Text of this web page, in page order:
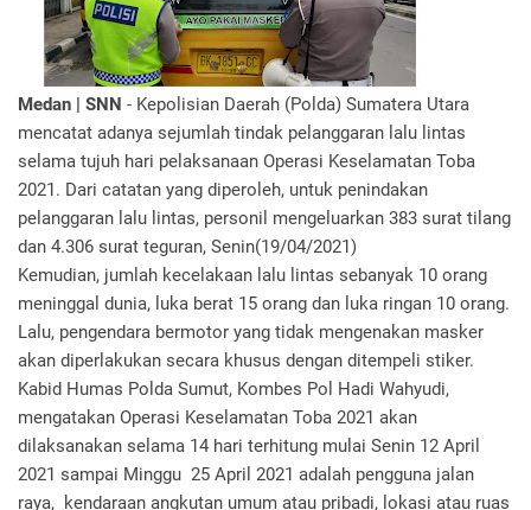
Medan | SNN - Kepolisian Daerah (Polda) Sumatera Utara
mencatat adanya sejumlah tindak pelanggaran lalu lintas
selama tujuh hari pelaksanaan Operasi Keselamatan Toba
2021. Dari catatan yang diperoleh, untuk penindakan
pelanggaran lalu lintas, personil mengeluarkan 383 surat tilang
dan 4.306 surat teguran, Senin(19/04/2021)
Kemudian, jumlah kecelakaan lalu lintas sebanyak 10 orang
meninggal dunia, luka berat 15 orang dan luka ringan 10 orang.
Lalu, pengendara bermotor yang tidak mengenakan masker
akan diperlakukan secara khusus dengan ditempeli stiker.
Kabid Humas Polda Sumut, Kombes Pol Hadi Wahyudi,
mengatakan Operasi Keselamatan Toba 2021 akan
dilaksanakan selama 14 hari terhitung mulai Senin 12 April
2021 sampai Minggu 25 April 2021 adalah pengguna jalan
raya, kendaraan angkutan umum atau pribadi, lokasi atau ruas